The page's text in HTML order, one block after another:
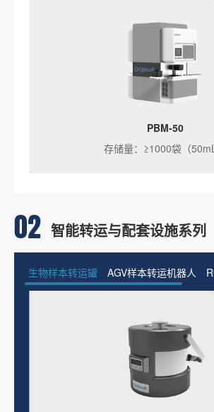
PBM-50
存储量：≥1000袋（50mL
02 智能转运与配套设施系列
生物样本转运罐 AGV样本转运机器人